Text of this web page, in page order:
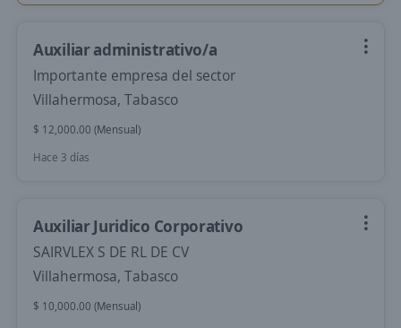
Auxiliar administrativo/a
Importante empresa del sector
Villahermosa, Tabasco
$ 12,000.00 (Mensual)
Hace 3 días
Auxiliar Juridico Corporativo
SAIRVLEX S DE RL DE CV
Villahermosa, Tabasco
$ 10,000.00 (Mensual)